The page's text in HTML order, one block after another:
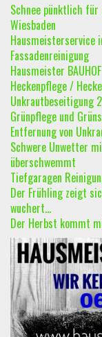
Schnee pünktlich
Wiesbaden
Hausmeisterservice
Fassadenreinigung
Hausmeister
Heckenpflege /
Unkrautbeseitigung
Grünpflege und
Entfernung von
Schwere Unwetter
überschwemmt
Tiefgaragen
Der Frühling zeigt
wuchert…
Der Herbst kommt